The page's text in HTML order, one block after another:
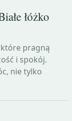
łóżko
pragną
i spokój.
nie tylko